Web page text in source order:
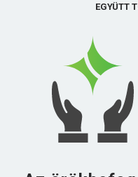
EGYÜTT